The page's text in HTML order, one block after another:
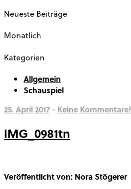
CONTACT
Neueste Beiträge
Monatlich
Kategorien
Allgemein
Schauspiel
25. April 2017 - Keine Kommentare!
IMG_0981tn
Veröffentlicht von: Nora Stögerer